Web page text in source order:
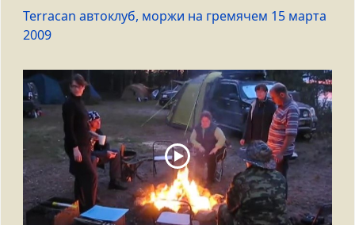
Terracan автоклуб, моржи на гремячем 15 марта
2009